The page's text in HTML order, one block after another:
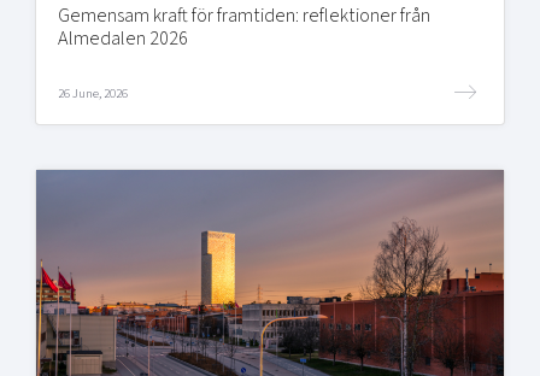
Gemensam kraft för framtiden: reflektioner från
Almedalen 2026
26 June, 2026